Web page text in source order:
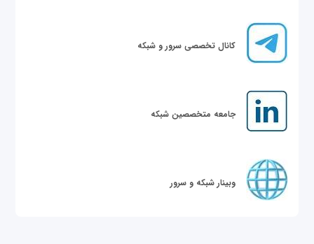
کانال تخصصی سرور و شبکه
جامعه متخصصین شبکه
وبینار شبکه و سرور